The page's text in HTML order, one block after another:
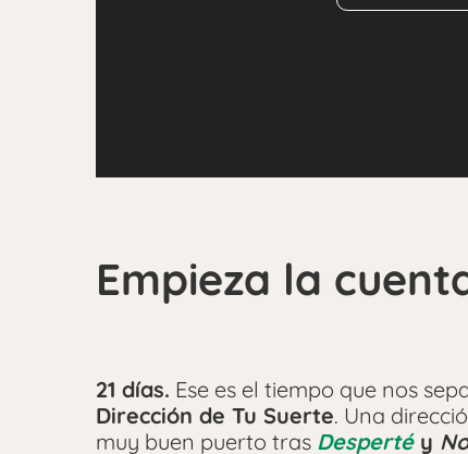
Empieza la
21 días. Ese es el tiempo que nos
Dirección de Tu Suerte. Una
muy buen puerto tras Despertéy